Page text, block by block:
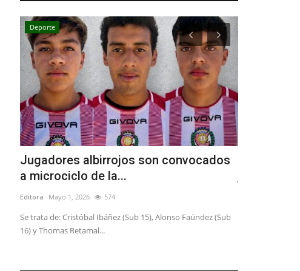
Deporte
Jugadores albirrojos son convocados
a microciclo de la...
Editora Mayo 1, 2026 574
Se trata de: Cristóbal Ibáñez (Sub 15), Alonso Faúndez (Sub
16) y Thomas Retamal...